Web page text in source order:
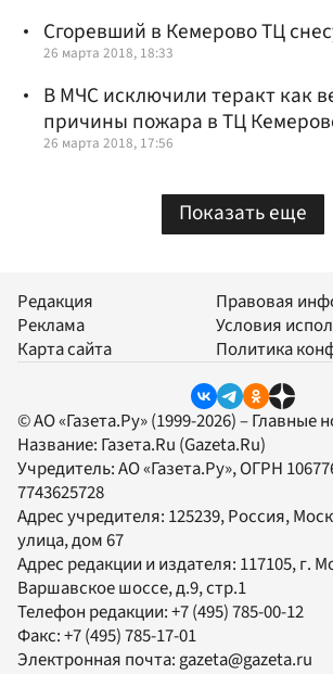
Сгоревший в Кемерово ТЦ
26 марта 2018, 18:33
В МЧС исключили теракт как
причины пожара в ТЦ
26 марта 2018, 17:56
Показать еще
Редакция
Реклама
Карта сайта
Правовая
Условия
Политика
© АО «Газета.Ру» (1999-2026) – Главные
Название: Газета.Ru (Gazeta.Ru)
Учредитель:АО «Газета.Ру», ОГРН
7743625728
Адрес учредителя: 125239, Россия,
улица, дом 67
Адрес редакции и издателя: 117105, г.
Варшавское шоссе, д.9, стр.1
Телефон редакции:+7 (495) 785-00-12
Факс:+7 (495) 785-17-01
Электронная почта:gazeta@gazeta.ru